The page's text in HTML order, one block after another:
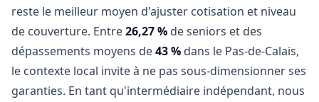
reste le meilleur moyen d'ajuster cotisation et niveau
de couverture. Entre26,27 % de seniors et des
dépassements moyens de43 % dans le Pas-de-Calais,
le contexte local invite à ne pas sous-dimensionner ses
garanties. En tant qu'intermédiaire indépendant, nous